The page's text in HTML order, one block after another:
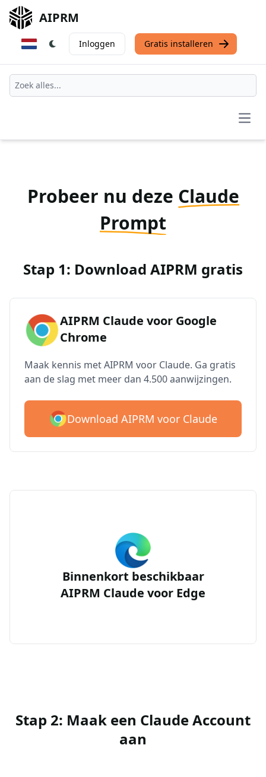
AIPRM
Inloggen Gratis installeren
Probeer nu deze Claude
Prompt
Stap 1: Download AIPRM gratis
AIPRM Claude voor Google
Chrome
Maak kennis met AIPRM voor Claude. Ga gratis
aan de slag met meer dan 4.500 aanwijzingen.
Download AIPRM voor Claude
Binnenkort beschikbaar
AIPRM Claude voor Edge
Stap 2: Maak een Claude Account
aan